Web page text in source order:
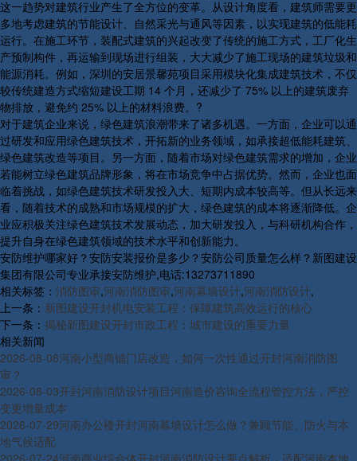
这一趋势对建筑行业产生了全方位的变革。从设计角度看，建筑师需要更
多地考虑建筑的节能设计、自然采光与通风等因素，以实现建筑的低能耗
运行。在施工环节，装配式建筑的兴起改变了传统的施工方式，工厂化生
产预制构件，再运输到现场进行组装，大大减少了施工现场的建筑垃圾和
能源消耗。例如，深圳的安居景馨苑项目采用模块化集成建筑技术，不仅
较传统建造方式缩短建设工期 14 个月，还减少了 75% 以上的建筑废弃
物排放，避免约 25% 以上的材料浪费。?
对于建筑企业来说，绿色建筑浪潮带来了诸多机遇。一方面，企业可以通
过研发和应用绿色建筑技术，开拓新的业务领域，如承接超低能耗建筑、
绿色建筑改造等项目。另一方面，随着市场对绿色建筑需求的增加，企业
若能树立绿色建筑品牌形象，将在市场竞争中占据优势。然而，企业也面
临着挑战，如绿色建筑技术研发投入大、短期内成本较高等。但从长远来
看，随着技术的成熟和市场规模的扩大，绿色建筑的成本将逐渐降低。企
业应积极关注绿色建筑技术发展动态，加大研发投入，与科研机构合作，
提升自身在绿色建筑领域的技术水平和创新能力。
安防维护哪家好？安防安装报价是多少？安防公司质量怎么样？新图建设
集团有限公司专业承接安防维护,电话:13273711890
相关标签： 消防图审,河南消防图审,河南幕墙设计,河南消防设计,
上一条： 新图建设开封机电安装工程：保障建筑高效运行的核心
下一条： 揭秘新图建设开封市政工程：城市建设的重要力量
相关新闻
2026-08-08河南小型商铺门店改造，如何一次性通过开封河南消防图
审？
2026-08-03开封河南消防设计项目河南造价咨询全流程管控方法，严控
变更增量成本
2026-07-29河南办公楼开封河南幕墙设计怎么做？兼顾节能、防火与本
地气候适配
2026-07-24河南商业综合体开封河南消防设计要点解析，适配河南本地